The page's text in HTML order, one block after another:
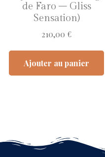
de Faro – Gliss
Sensation)
210,00 €
Ajouter au panier